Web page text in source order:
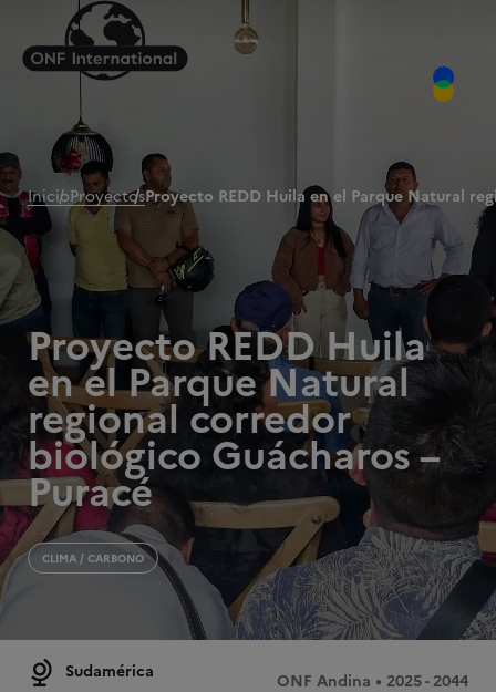
InicioProyectosProyecto REDD Huila en el Parque Natural
Proyecto REDD Huila
en el Parque Natural
regional corredor
biológico Guácharos –
Puracé
CLIMA / CARBONO
Sudamérica ONF Andina • 2025 - 2044